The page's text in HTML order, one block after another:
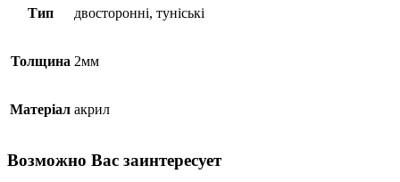
Тип двосторонні, туніські
Толщина 2мм
Матеріал акрил
Возможно Вас заинтересует